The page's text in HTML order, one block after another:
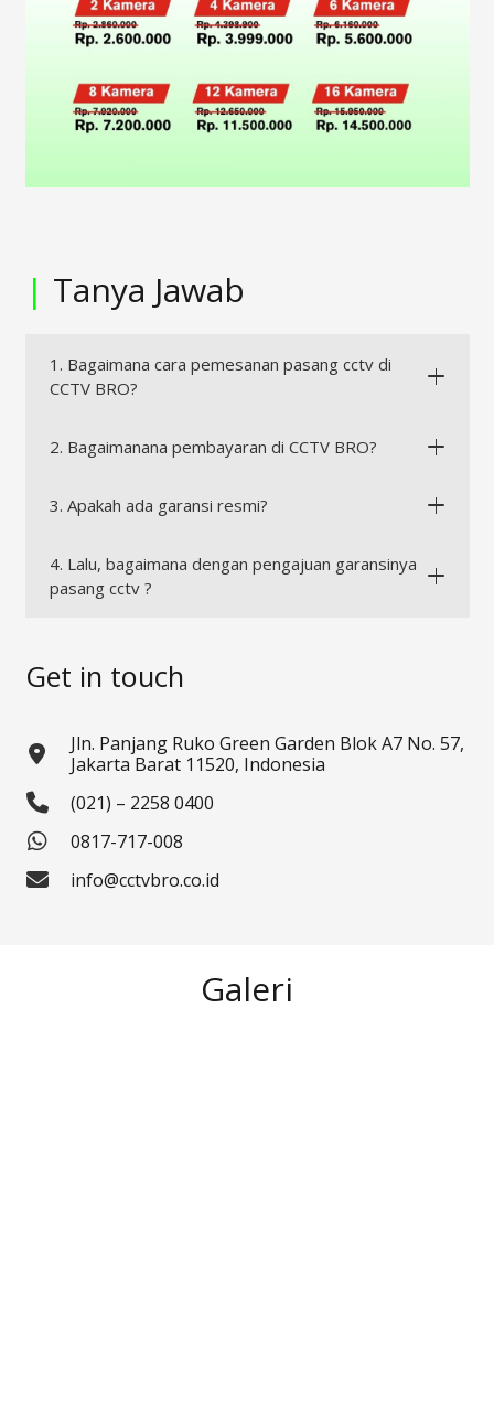
| Tanya Jawab
1. Bagaimana cara pemesanan pasang cctv di
CCTV BRO?
2. Bagaimanana pembayaran di CCTV BRO?
3. Apakah ada garansi resmi?
4. Lalu, bagaimana dengan pengajuan garansinya
pasang cctv ?
Get in touch
Jln. Panjang Ruko Green Garden Blok A7 No. 57,
Jakarta Barat 11520, Indonesia
(021) – 2258 0400
0817-717-008
info@cctvbro.co.id
Galeri